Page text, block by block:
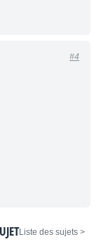
#4
< Liste des sujets